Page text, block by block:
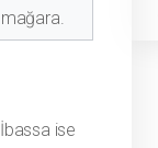
ise